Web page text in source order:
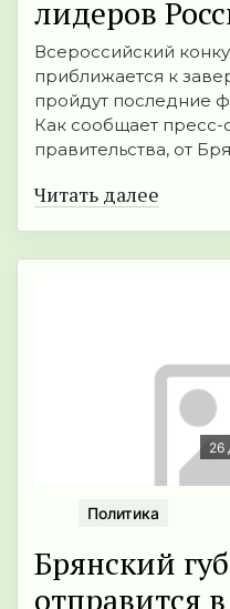
лидеров
Всероссийский
приближается к
пройдут последние
Как сообщает пресс-
правительства, от
Читать далее
26
Политика
Брянский
отправится